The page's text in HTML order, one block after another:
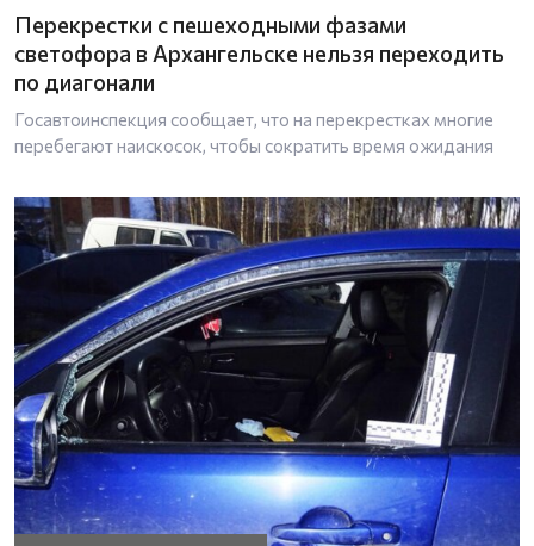
Перекрестки с пешеходными фазами
светофора в Архангельске нельзя переходить
по диагонали
Госавтоинспекция сообщает, что на перекрестках многие
перебегают наискосок, чтобы сократить время ожидания